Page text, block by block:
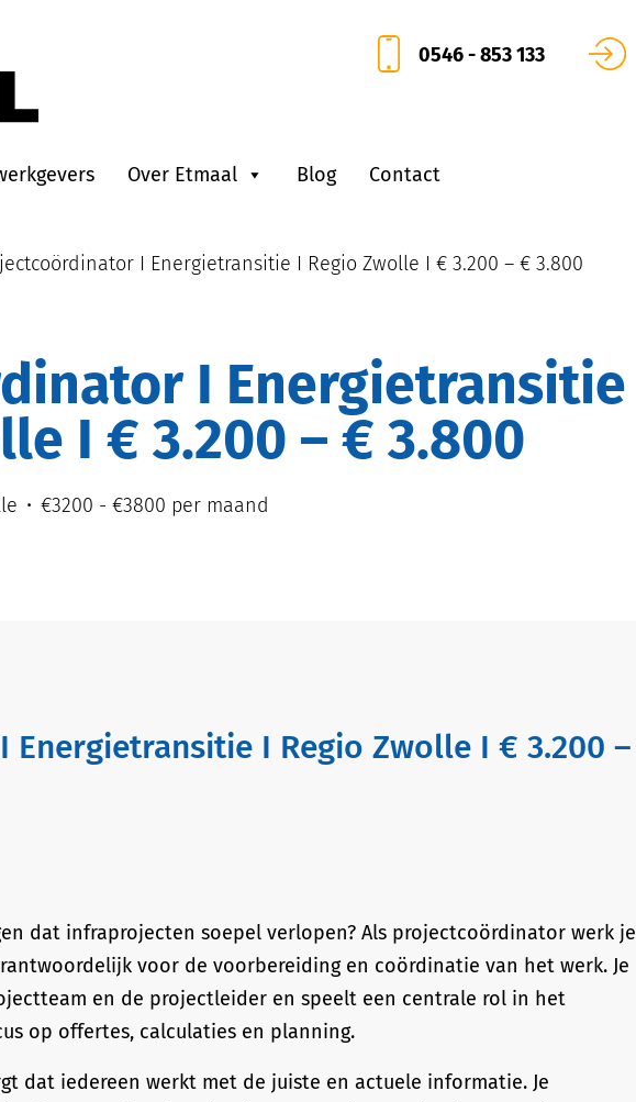
0546 - 853 133
Over Etmaal Blog Contact
I Energietransitie I Regio Zwolle I € 3.200 – € 3.800
I € 3.200 – € 3.800
€3200 - €3800 per maand
dat infraprojecten soepel verlopen? Als projectcoördinator werk je
voor de voorbereiding en coördinatie van het werk. Je
en de projectleider en speelt een centrale rol in het
op offertes, calculaties en planning.
dat iedereen werkt met de juiste en actuele informatie. Je